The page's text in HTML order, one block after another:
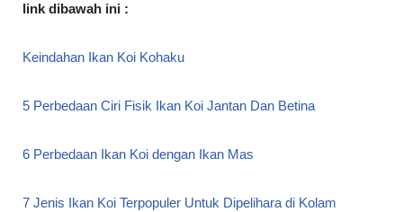
link dibawah ini :
Keindahan Ikan Koi Kohaku
5 Perbedaan Ciri Fisik Ikan Koi Jantan Dan Betina
6 Perbedaan Ikan Koi dengan Ikan Mas
7 Jenis Ikan Koi Terpopuler Untuk Dipelihara di Kolam